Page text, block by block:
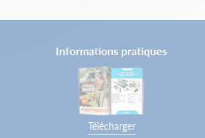
Informations pratiques
Télécharger